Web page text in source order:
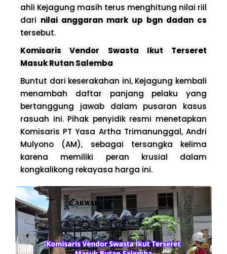
ahli Kejagung masih terus menghitung nilai riil
dari nilai anggaran mark up bgn dadan cs
tersebut.
Komisaris Vendor Swasta Ikut Terseret
Masuk Rutan Salemba
Buntut dari keserakahan ini, Kejagung kembali
menambah daftar panjang pelaku yang
bertanggung jawab dalam pusaran kasus
rasuah ini. Pihak penyidik resmi menetapkan
Komisaris PT Yasa Artha Trimanunggal, Andri
Mulyono (AM), sebagai tersangka kelima
karena memiliki peran krusial dalam
kongkalikong rekayasa harga ini.